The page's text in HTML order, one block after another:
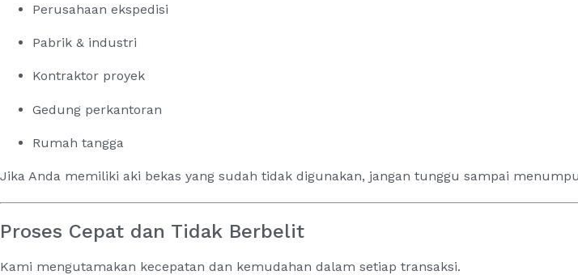
Perusahaan ekspedisi
Pabrik & industri
Kontraktor proyek
Gedung perkantoran
Rumah tangga
Jika Anda memiliki aki bekas yang sudah tidak digunakan, jangan tunggu sampai
Proses Cepat dan Tidak Berbelit
Kami mengutamakan kecepatan dan kemudahan dalam setiap transaksi.